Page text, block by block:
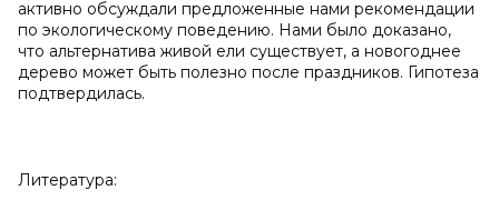
активно обсуждали предложенные нами рекомендации
по экологическому поведению. Нами было доказано,
что альтернатива живой ели существует, а новогоднее
дерево может быть полезно после праздников. Гипотеза
подтвердилась.
Литература: